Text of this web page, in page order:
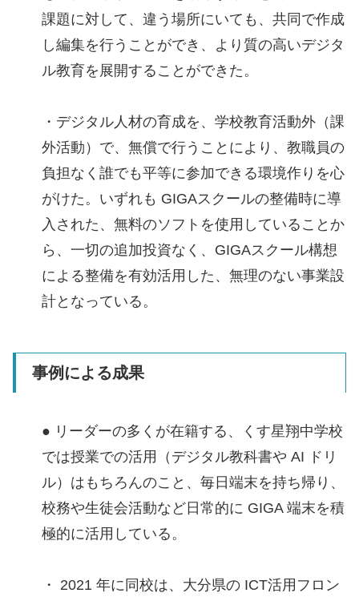
課題に対して、違う場所にいても、共同で作成
し編集を行うことができ、より質の高いデジタ
ル教育を展開することができた。
・デジタル人材の育成を、学校教育活動外（課
外活動）で、無償で行うことにより、教職員の
負担なく誰でも平等に参加できる環境作りを心
がけた。いずれも GIGAスクールの整備時に導
入された、無料のソフトを使用していることか
ら、一切の追加投資なく、GIGAスクール構想
による整備を有効活用した、無理のない事業設
計となっている。
事例による成果
● リーダーの多くが在籍する、くす星翔中学校
では授業での活用（デジタル教科書や AI ドリ
ル）はもちろんのこと、毎日端末を持ち帰り、
校務や生徒会活動など日常的に GIGA 端末を積
極的に活用している。
・ 2021 年に同校は、大分県の ICT活用フロン